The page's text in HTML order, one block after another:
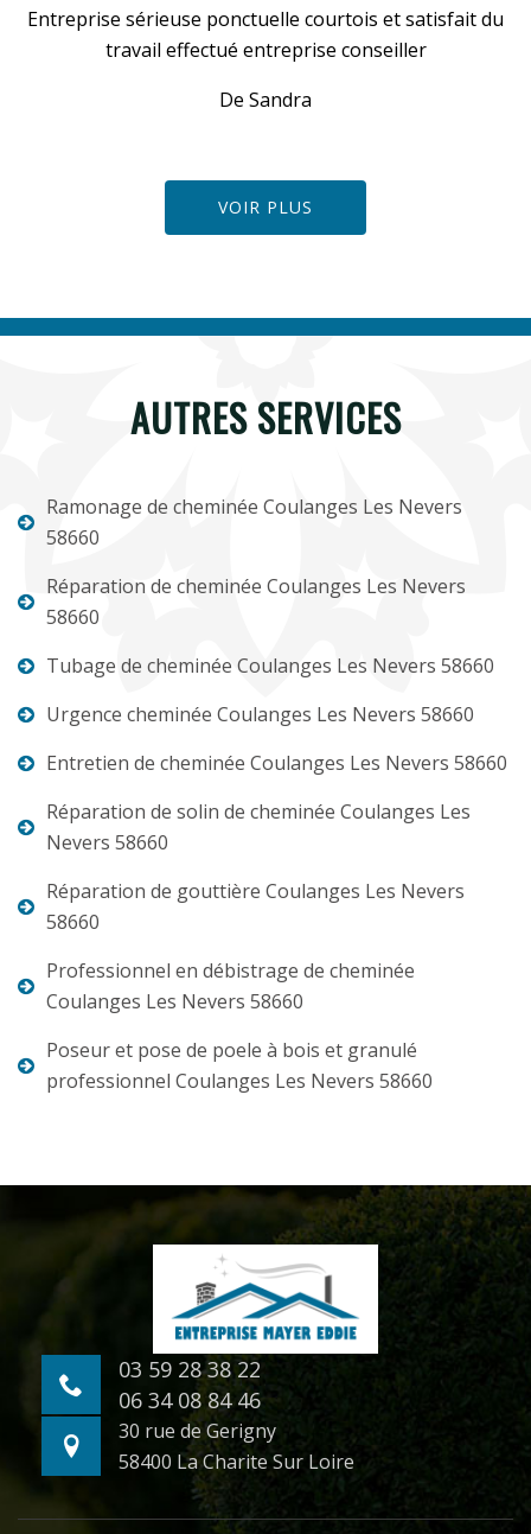
Entreprise sérieuse ponctuelle courtois et satisfait du
travail effectué entreprise conseiller
De Sandra
VOIR PLUS
AUTRES SERVICES
Ramonage de cheminée Coulanges Les Nevers
58660
Réparation de cheminée Coulanges Les Nevers
58660
Tubage de cheminée Coulanges Les Nevers 58660
Urgence cheminée Coulanges Les Nevers 58660
Entretien de cheminée Coulanges Les Nevers 58660
Réparation de solin de cheminée Coulanges Les
Nevers 58660
Réparation de gouttière Coulanges Les Nevers
58660
Professionnel en débistrage de cheminée
Coulanges Les Nevers 58660
Poseur et pose de poele à bois et granulé
professionnel Coulanges Les Nevers 58660
03 59 28 38 22
06 34 08 84 46
30 rue de Gerigny
58400 La Charite Sur Loire